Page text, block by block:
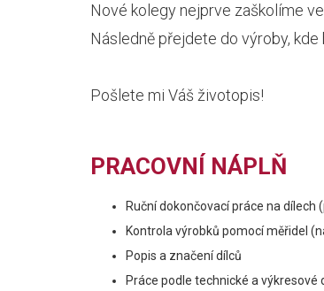
Nové kolegy nejprve zaškolíme
Následně přejdete do výroby,
Pošlete mi Váš životopis!
PRACOVNÍ NÁPLŇ
Ruční dokončovací práce na dílech
Kontrola výrobků pomocí měřidel
Popis a značení dílců
Práce podle technické a výkresové